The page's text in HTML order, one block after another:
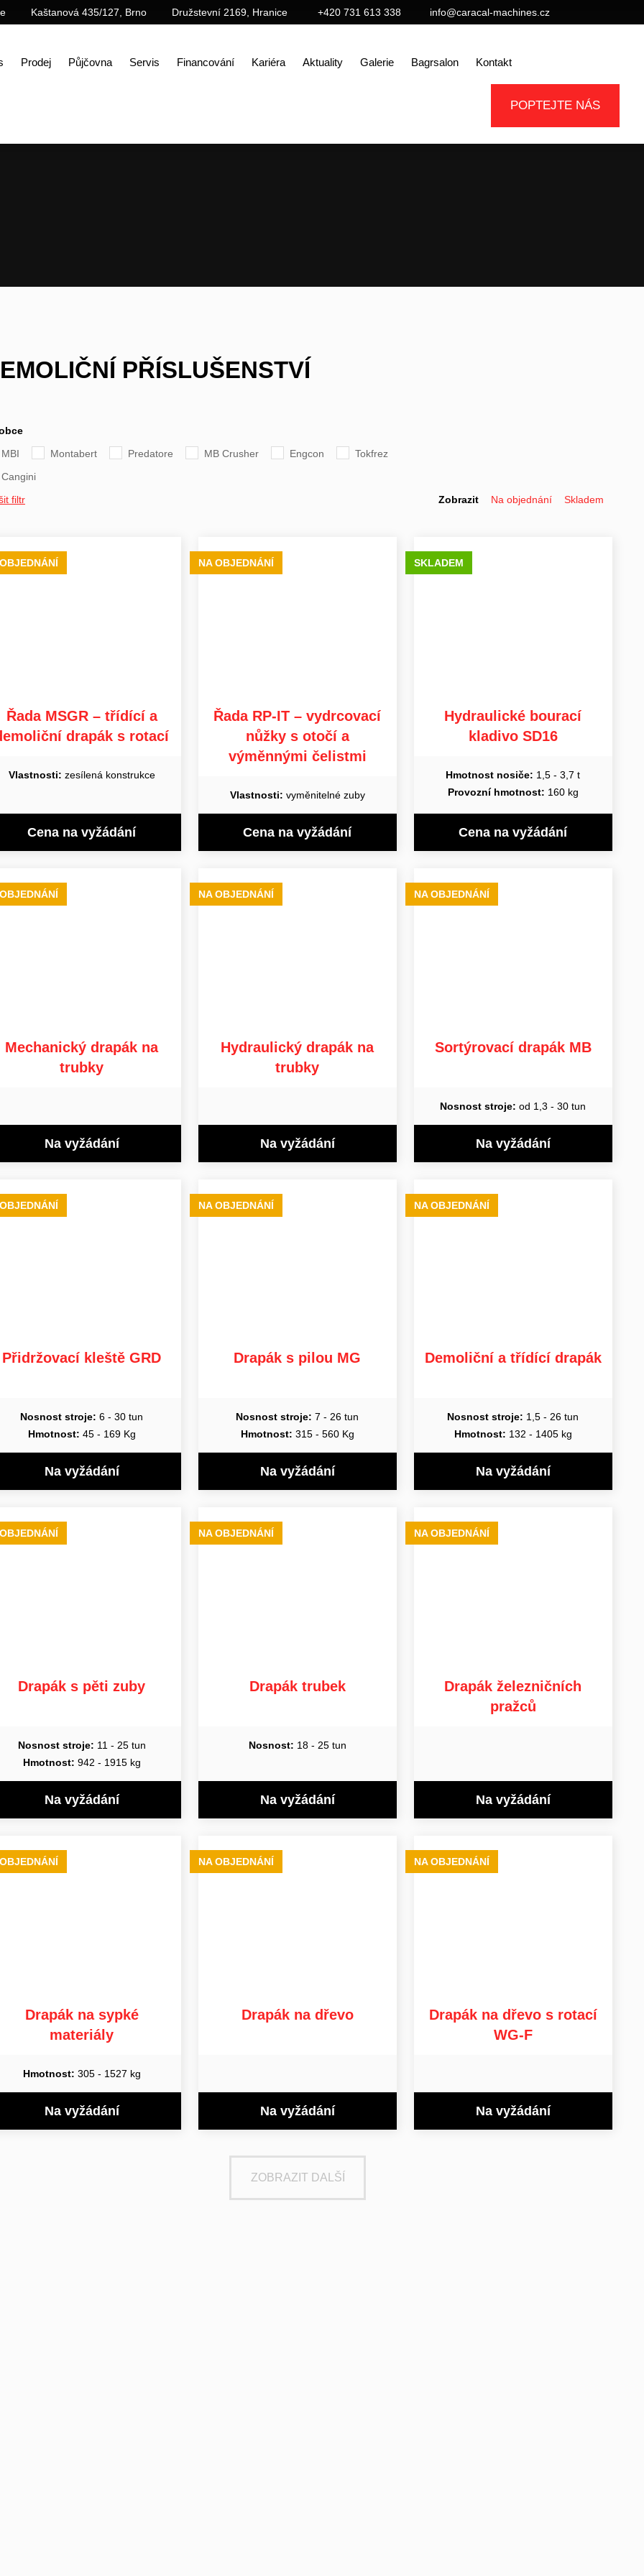
+420 731 613 338 info@caracal-machines.cz
Kaštanová 435/127, Brno Družstevní 2169, Hranice
Prodej Půjčovna Servis Financování Kariéra Aktuality Galerie Bagrsalon Kontakt
POPTEJTE NÁS
PŘÍSLUŠENSTVÍ
MBI
Montabert Predatore MB Crusher Engcon
Tokfrez
Cangini
filtr
Zobrazit Na objednání Skladem
Řada MSGR – třídící a
drapák s rotací
Vlastnosti: zesílená konstrukce
Cena na vyžádání
NA OBJEDNÁNÍ
Řada RP-IT – vydrcovací
nůžky s otočí a
výměnnými čelistmi
Vlastnosti: vyměnitelné zuby
Cena na vyžádání
SKLADEM
Hydraulické bourací
kladivo SD16
Hmotnost nosiče: 1,5 - 3,7 t
Provozní hmotnost: 160 kg
Cena na vyžádání
Mechanický drapák na
trubky
Na vyžádání
NA OBJEDNÁNÍ
Hydraulický drapák na
trubky
Na vyžádání
NA OBJEDNÁNÍ
Sortýrovací drapák MB
Nosnost stroje: od 1,3 - 30 tun
Na vyžádání
Přidržovací kleště GRD
Nosnost stroje: 6 - 30 tun
Hmotnost: 45 - 169 Kg
Na vyžádání
NA OBJEDNÁNÍ
Drapák s pilou MG
Nosnost stroje: 7 - 26 tun
Hmotnost: 315 - 560 Kg
Na vyžádání
NA OBJEDNÁNÍ
Demoliční a třídící drapák
Nosnost stroje: 1,5 - 26 tun
Hmotnost: 132 - 1405 kg
Na vyžádání
Drapák s pěti zuby
Nosnost stroje: 11 - 25 tun
Hmotnost: 942 - 1915 kg
Na vyžádání
NA OBJEDNÁNÍ
Drapák trubek
Nosnost: 18 - 25 tun
Na vyžádání
NA OBJEDNÁNÍ
Drapák železničních
pražců
Na vyžádání
Drapák na sypké
materiály
Hmotnost: 305 - 1527 kg
Na vyžádání
NA OBJEDNÁNÍ
Drapák na dřevo
Na vyžádání
NA OBJEDNÁNÍ
Drapák na dřevo s rotací
WG-F
Na vyžádání
ZOBRAZIT DALŠÍ